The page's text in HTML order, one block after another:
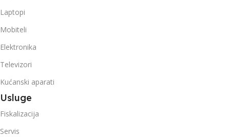
Laptopi
Mobiteli
Elektronika
Televizori
Kućanski aparati
Usluge
Fiskalizacija
Servis